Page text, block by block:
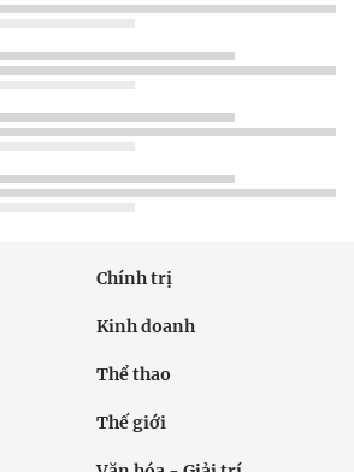
Chính trị
Kinh doanh
Thể thao
Thế giới